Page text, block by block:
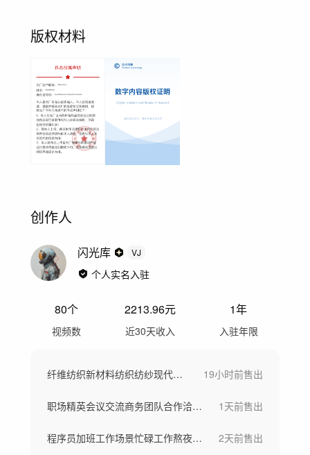
版权材料
创作人
闪光库 VJ
个人实名入驻
80个
视频数
2213.96元
近30天收入
1年
入驻年限
纤维纺织新材料纺织纺纱现代工业车间工厂 19小时前售出
职场精英会议交流商务团队合作洽谈团队欢呼 1天前售出
程序员加班工作场景忙碌工作熬夜写代码 2天前售出